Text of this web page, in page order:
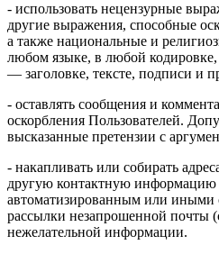
- использовать нецензурные
другие выражения, способные
а также национальные и
любом языке, в любой
— заголовке, тексте, подписи и
- оставлять сообщения и
оскорбления Пользователей.
высказанные претензии с
- накапливать или собирать
другую контактную информацию
автоматизированным или иными
рассылки незапрошенной почты
нежелательной информации.